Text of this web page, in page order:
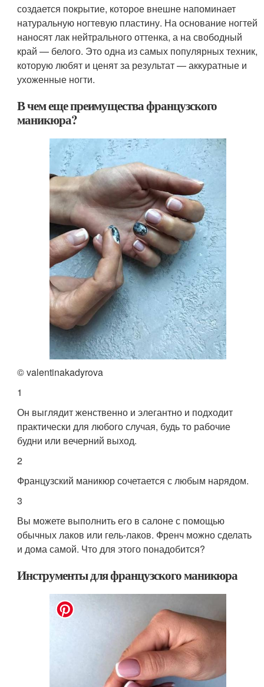
создается покрытие, которое внешне напоминает
натуральную ногтевую пластину. На основание ногтей
наносят лак нейтрального оттенка, а на свободный
край — белого. Это одна из самых популярных техник,
которую любят и ценят за результат — аккуратные и
ухоженные ногти.
В чем еще преимущества французского
маникюра?
© valentinakadyrova
1
Он выглядит женственно и элегантно и подходит
практически для любого случая, будь то рабочие
будни или вечерний выход.
2
Французский маникюр сочетается с любым нарядом.
3
Вы можете выполнить его в салоне с помощью
обычных лаков или гель-лаков. Френч можно сделать
и дома самой. Что для этого понадобится?
Инструменты для французского маникюра